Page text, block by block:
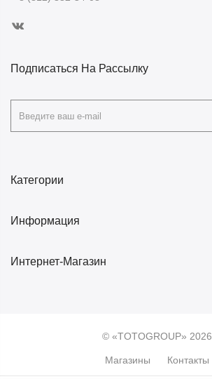
Категории
Информация
Интернет-Магазин
Подписаться На Рассылку
© «TOTOGROUP» 2026
Магазины Контакты